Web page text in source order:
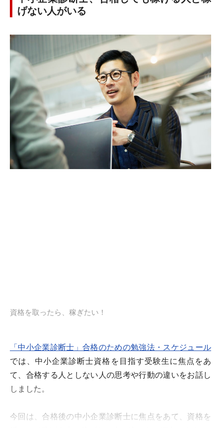
げない人がいる
資格を取ったら、稼ぎたい！
「中小企業診断士」合格のための勉強法・スケジュール
では、中小企業診断士資格を目指す受験生に焦点をあ
て、合格する人としない人の思考や行動の違いをお話し
しました。
今回は、合格後の中小企業診断士に焦点をあて、資格を